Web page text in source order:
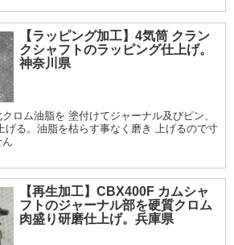
【ラッピング加工】4気筒 クラン
クシャフトのラッピング仕上げ。
神奈川県
ロム油脂を 塗付けてジャーナル及びピン、
げる。油脂を枯らす事なく磨き 上げるので寸
【再生加工】CBX400F カムシャ
フトのジャーナル部を硬質クロム
肉盛り研磨仕上げ。兵庫県